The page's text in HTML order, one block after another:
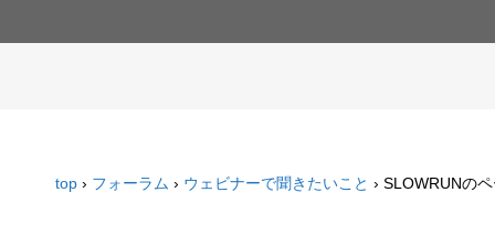
top › フォーラム › ウェビナーで聞きたいこと › SLOWRUNの